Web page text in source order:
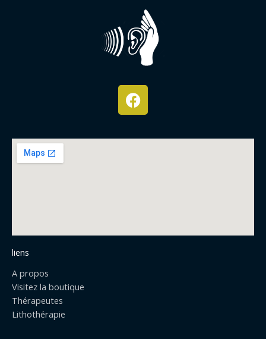
F
a
c
e
liens
A propos
Visitez la boutique
Thérapeutes
Lithothérapie